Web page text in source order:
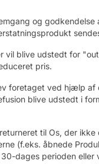
og godkendelse
vil blive udstedt for
pris.
foretaget ved hjælp af
blive udstedt i
til Os, der
(f.eks. åbnede
dages perioden eller